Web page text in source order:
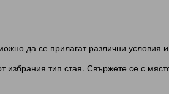
да се прилагат различни
избрания тип стая. Свържете се с